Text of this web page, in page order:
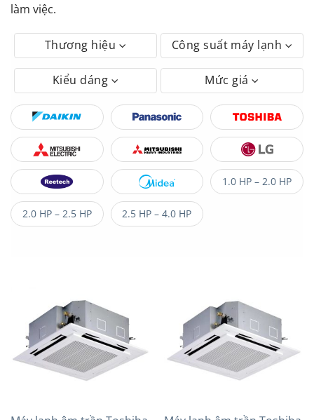
làm việc.
Thương hiệu Công suất máy lạnh
Kiểu dáng Mức giá
1.0 HP – 2.0 HP
2.0 HP – 2.5 HP 2.5 HP – 4.0 HP